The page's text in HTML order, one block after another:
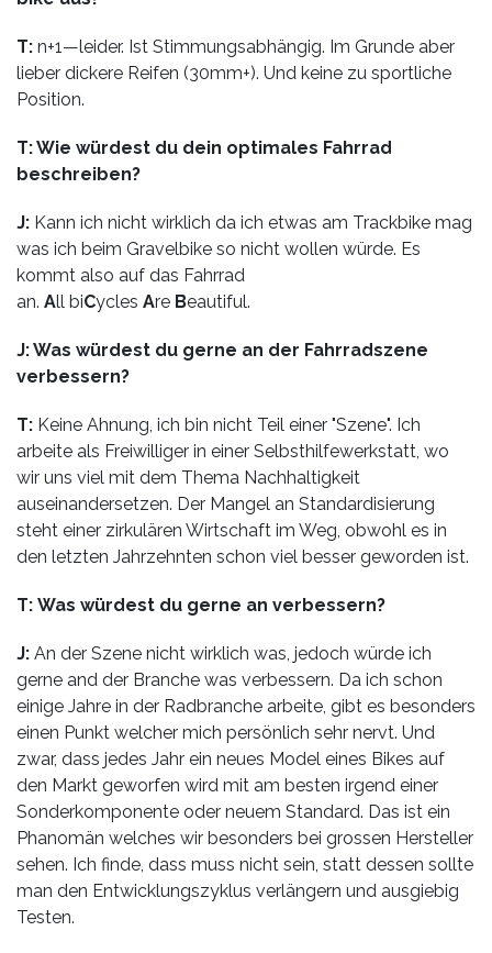
T: n+1—leider. Ist Stimmungsabhängig. Im Grunde aber
lieber dickere Reifen (30mm+). Und keine zu sportliche
Position.
T: Wie würdest du dein optimales Fahrrad
beschreiben?
J: Kann ich nicht wirklich da ich etwas am Trackbike mag
was ich beim Gravelbike so nicht wollen würde. Es
kommt also auf das Fahrrad
an. All biCycles Are Beautiful.
J: Was würdest du gerne an der Fahrradszene
verbessern?
T: Keine Ahnung, ich bin nicht Teil einer "Szene". Ich
arbeite als Freiwilliger in einer Selbsthilfewerkstatt, wo
wir uns viel mit dem Thema Nachhaltigkeit
auseinandersetzen. Der Mangel an Standardisierung
steht einer zirkulären Wirtschaft im Weg, obwohl es in
den letzten Jahrzehnten schon viel besser geworden ist.
T: Was würdest du gerne an verbessern?
J: An der Szene nicht wirklich was, jedoch würde ich
gerne and der Branche was verbessern. Da ich schon
einige Jahre in der Radbranche arbeite, gibt es besonders
einen Punkt welcher mich persönlich sehr nervt. Und
zwar, dass jedes Jahr ein neues Model eines Bikes auf
den Markt geworfen wird mit am besten irgend einer
Sonderkomponente oder neuem Standard. Das ist ein
Phanomän welches wir besonders bei grossen Hersteller
sehen. Ich finde, dass muss nicht sein, statt dessen sollte
man den Entwicklungszyklus verlängern und ausgiebig
Testen.